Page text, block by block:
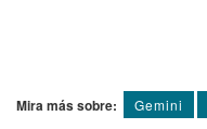
Mira más sobre: Gemini